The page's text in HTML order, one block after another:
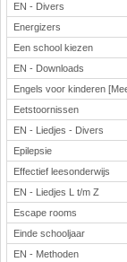
EN - Divers
Energizers
Een school kiezen
EN - Downloads
Engels voor kinderen
Eetstoornissen
EN - Liedjes - Divers
Epilepsie
Effectief leesonderwijs
EN - Liedjes L t/m Z
Escape rooms
Einde schooljaar
EN - Methoden